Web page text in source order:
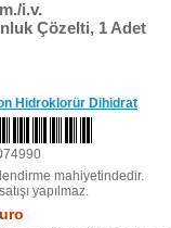
i.v.
Çözelti, 1 Adet
Hidroklorür Dihidrat
mahiyetindedir.
yapılmaz.